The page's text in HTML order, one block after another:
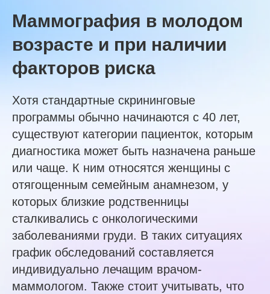
Маммография в молодом
возрасте и при наличии
факторов риска
Хотя стандартные скрининговые
программы обычно начинаются с 40 лет,
существуют категории пациенток, которым
диагностика может быть назначена раньше
или чаще. К ним относятся женщины с
отягощенным семейным анамнезом, у
которых близкие родственницы
сталкивались с онкологическими
заболеваниями груди. В таких ситуациях
график обследований составляется
индивидуально лечащим врачом-
маммологом. Также стоит учитывать, что